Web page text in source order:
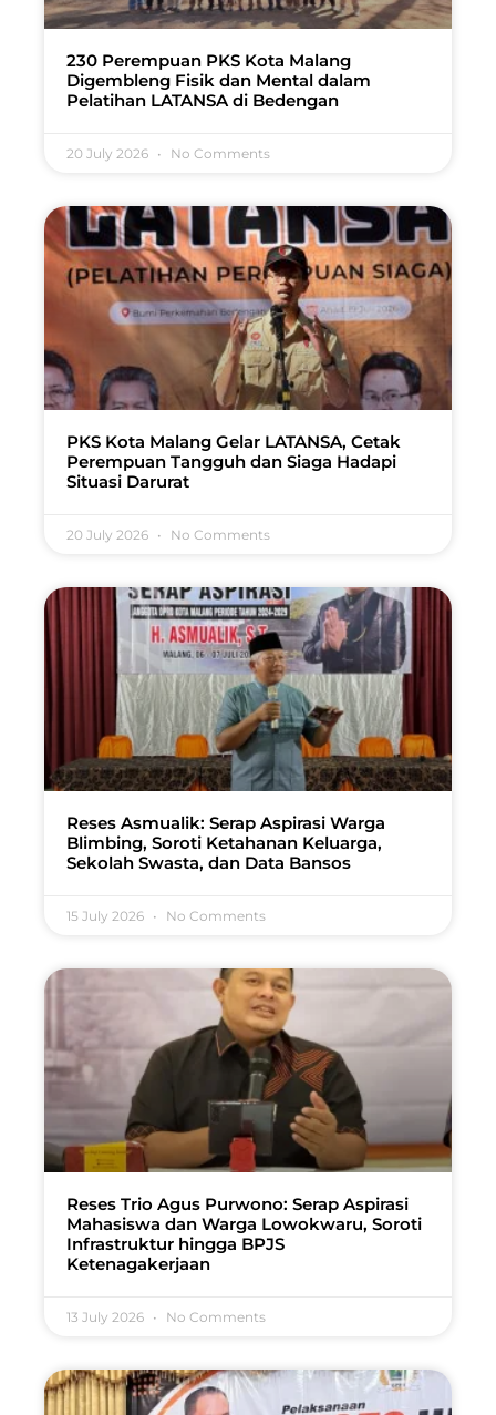
230 Perempuan PKS Kota Malang
Digembleng Fisik dan Mental dalam
Pelatihan LATANSA di Bedengan
20 July 2026 No Comments
PKS Kota Malang Gelar LATANSA, Cetak
Perempuan Tangguh dan Siaga Hadapi
Situasi Darurat
20 July 2026 No Comments
Reses Asmualik: Serap Aspirasi Warga
Blimbing, Soroti Ketahanan Keluarga,
Sekolah Swasta, dan Data Bansos
15 July 2026 No Comments
Reses Trio Agus Purwono: Serap Aspirasi
Mahasiswa dan Warga Lowokwaru, Soroti
Infrastruktur hingga BPJS
Ketenagakerjaan
13 July 2026 No Comments